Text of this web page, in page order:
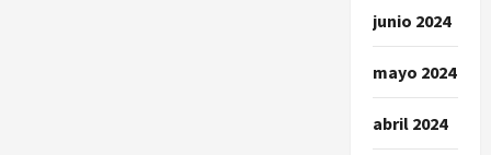
junio 2024
mayo 2024
abril 2024